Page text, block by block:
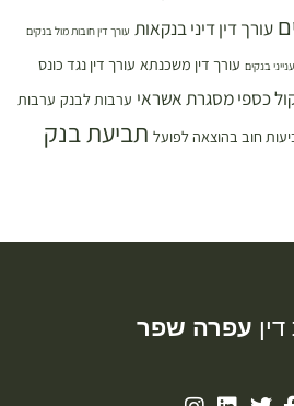
עורך דין דיני בנקאות עורך דין חובות מול בנקים
בנקים עורך דין משכנתא עורך דין נגד כונס
כספי מסגרת אשראי ערבות לבנק ערבות
חוב בהוצאה לפועל תביעת בנק
עפרה שפר